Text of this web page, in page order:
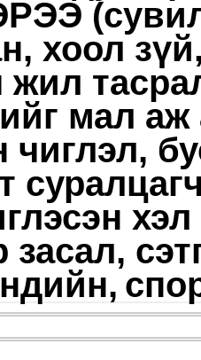
хоол
жил
мал